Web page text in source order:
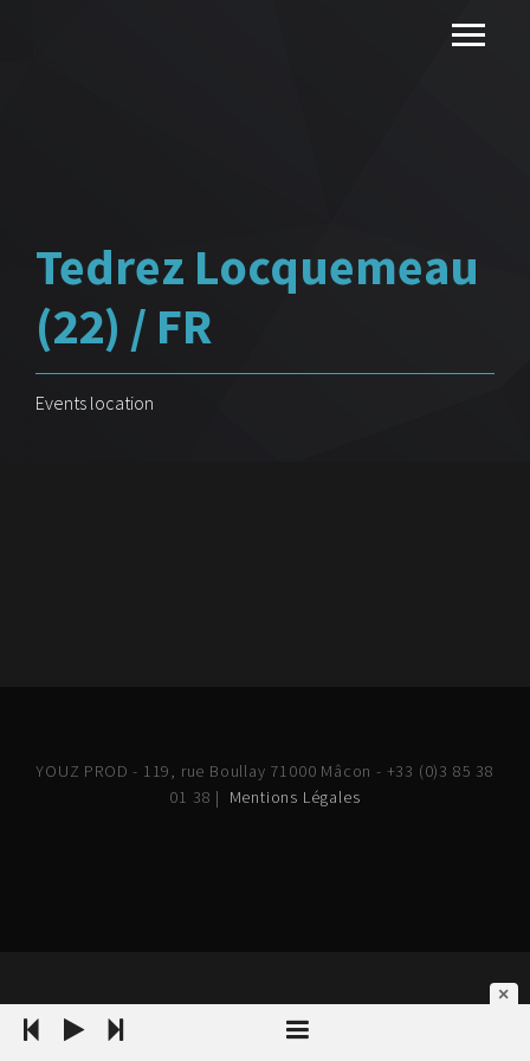
Tedrez Locquemeau
(22) / FR
Events location
YOUZ PROD - 119, rue Boullay 71000 Mâcon - +33 (0)3 85 38
01 38 | Mentions Légales